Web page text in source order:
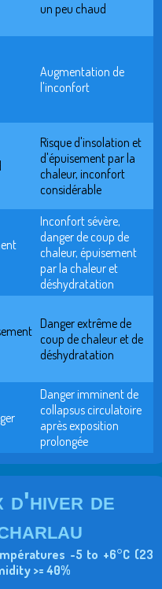
un peu chaud
Augmentation de
l'inconfort
Risque d'insolation et
d'épuisement par la
chaleur, inconfort
considérable
Inconfort sévère,
danger de coup de
chaleur, épuisement
par la chaleur et
déshydratation
Danger extrême de
coup de chaleur et de
déshydratation
Danger imminent de
collapsus circulatoire
après exposition
prolongée
d'hiver de
-5 to +6°C (23
>= 40%